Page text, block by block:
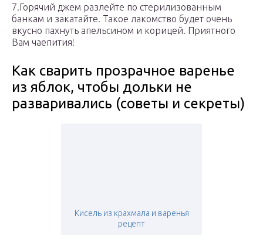
7.Горячий джем разлейте по стерилизованным
банкам и закатайте. Такое лакомство будет очень
вкусно пахнуть апельсином и корицей. Приятного
Вам чаепития!
Как сварить прозрачное варенье
из яблок, чтобы дольки не
разваривались (советы и секреты)
Кисель из крахмала и варенья
рецепт